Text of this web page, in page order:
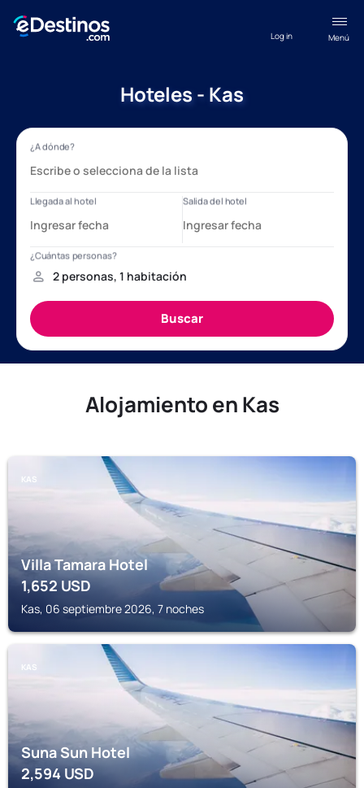
Menú
Log in
Hoteles - Kas
Alojamiento en Kas
KAS
Villa Tamara Hotel
1,652USD
Kas, 06 septiembre 2026, 7 noches
KAS
Suna Sun Hotel
2,594 USD